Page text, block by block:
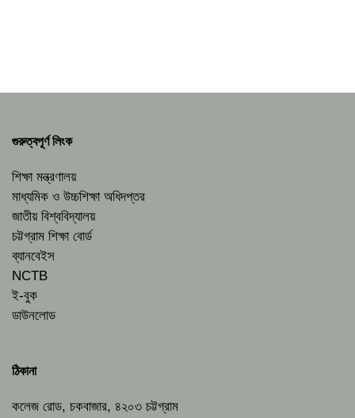
গুরুত্বপূর্ণ লিংক
শিক্ষা মন্ত্রণালয়
মাধ্যমিক ও উচ্চশিক্ষা অধিদপ্তর
জাতীয় বিশ্ববিদ্যালয়
চট্টগ্রাম শিক্ষা বোর্ড
ব্যানবেইস
NCTB
ই-বুক
ডাউনলোড
ঠিকানা
কলেজ রোড, চকবাজার, ৪২০৩ চট্টগ্রাম